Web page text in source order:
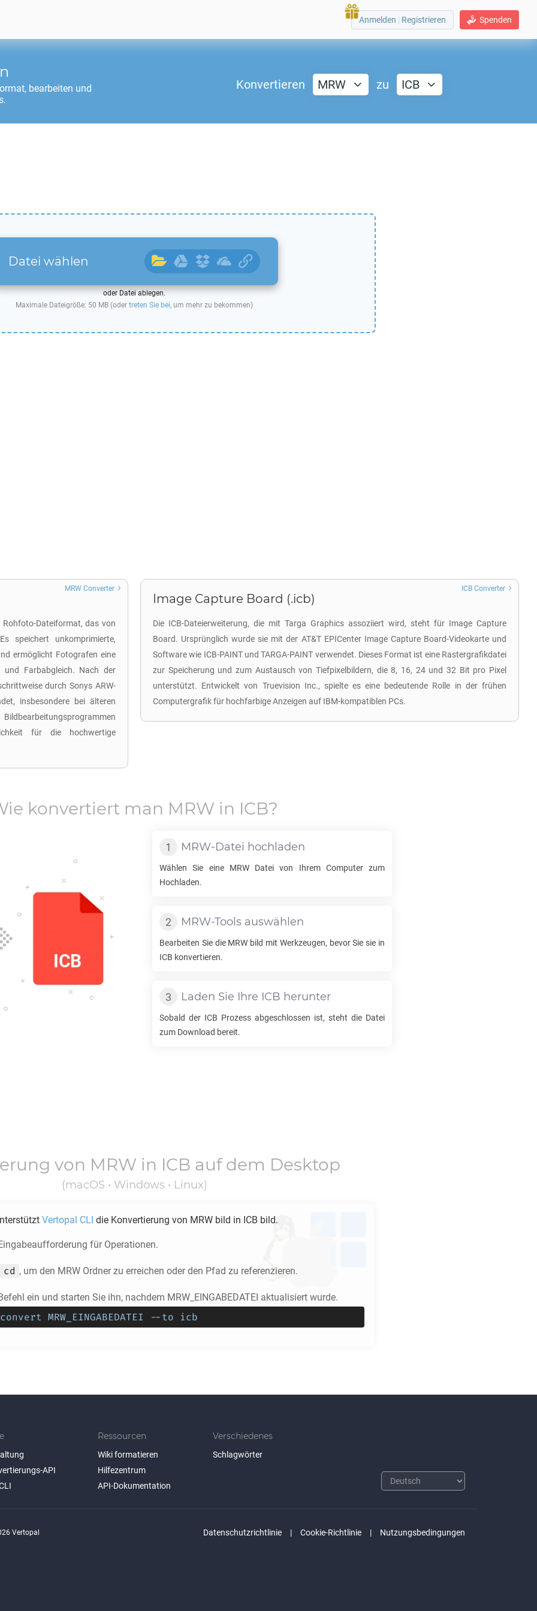
Spenden
Anmelden | Registrieren
bearbeiten und
Konvertieren MRW zu ICB
Datei wählen
oder Datei ablegen.
Maximale Dateigröße: 50 MB (oder treten Sie bei, um mehr zu bekommen)
Dateiformat, das von
speichert unkomprimierte,
ermöglicht Fotografen eine
und Farbabgleich. Nach der
durch Sonys ARW-
insbesondere bei älteren
für die hochwertige
MRW Converter
Image Capture Board (.icb)
Die ICB-Dateierweiterung, die mit Targa Graphics assoziiert wird, steht für Image Capture
Board. Ursprünglich wurde sie mit der AT&T EPICenter Image Capture Board-Videokarte und
Software wie ICB-PAINT und TARGA-PAINT verwendet. Dieses Format ist eine Rastergrafikdatei
zur Speicherung und zum Austausch von Tiefpixelbildern, die 8, 16, 24 und 32 Bit pro Pixel
unterstützt. Entwickelt von Truevision Inc., spielte es eine bedeutende Rolle in der frühen
Computergrafik für hochfarbige Anzeigen auf IBM-kompatiblen PCs.
ICB Converter
konvertiert man MRW in ICB?
MRW-Datei hochladen
Wählen Sie eine MRWDatei von Ihrem Computer zum
Hochladen.
MRW-Tools auswählen
Bearbeiten Sie die MRW bild mit Werkzeugen, bevor Sie sie in
ICB konvertieren.
Laden Sie Ihre ICB herunter
Sobald der ICB Prozess abgeschlossen ist, steht die Datei
zum Download bereit.
von MRW in ICB auf dem Desktop
(macOS • Windows • Linux)
Vertopal CLI die Konvertierung von MRW bild in ICB bild.
für Operationen.
cd , um den MRW Ordner zu erreichen oder den Pfad zu referenzieren.
ein und starten Sie ihn, nachdem MRW_EINGABEDATEI aktualisiert wurde.
MRW_EINGABEDATEI --to icb
API
Ressourcen
Wiki formatieren
Hilfezentrum
API-Dokumentation
Verschiedenes
Schlagwörter
Datenschutzrichtlinie Cookie-Richtlinie Nutzungsbedingungen
Vertopal